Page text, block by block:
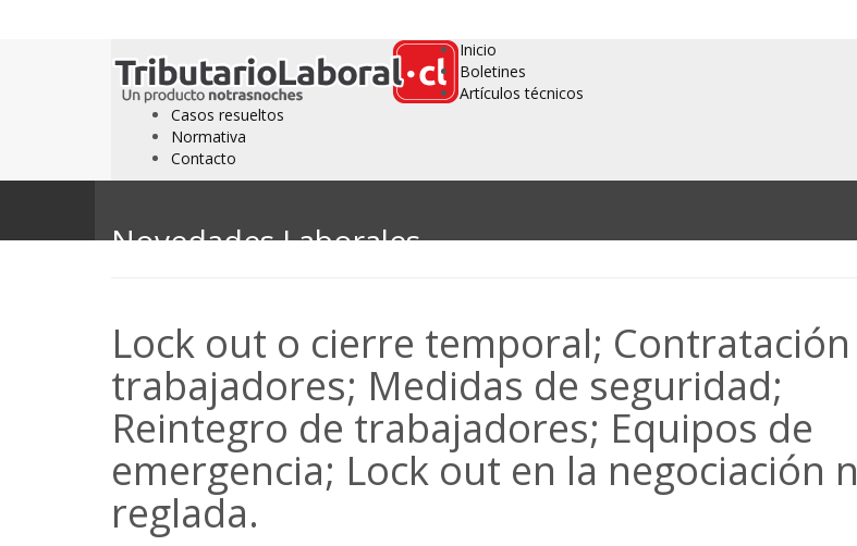
Inicio
Boletines
Artículos técnicos
Casos resueltos
Normativa
Contacto
Novedades Laborales
Lock out o cierre temporal;
trabajadores; Medidas de seguridad;
Reintegro de trabajadores; Equipos de
emergencia; Lock out en la negociación
reglada.